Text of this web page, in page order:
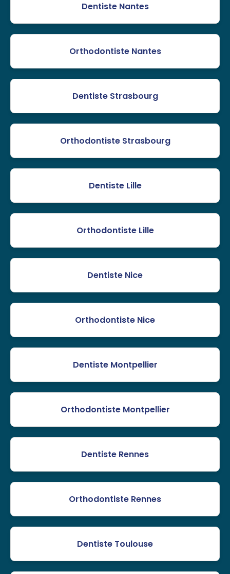
Dentiste Nantes
Orthodontiste Nantes
Dentiste Strasbourg
Orthodontiste Strasbourg
Dentiste Lille
Orthodontiste Lille
Dentiste Nice
Orthodontiste Nice
Dentiste Montpellier
Orthodontiste Montpellier
Dentiste Rennes
Orthodontiste Rennes
Dentiste Toulouse